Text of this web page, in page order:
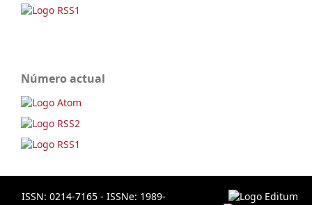
Número actual
ISSN: 0214-7165 - ISSNe: 1989-